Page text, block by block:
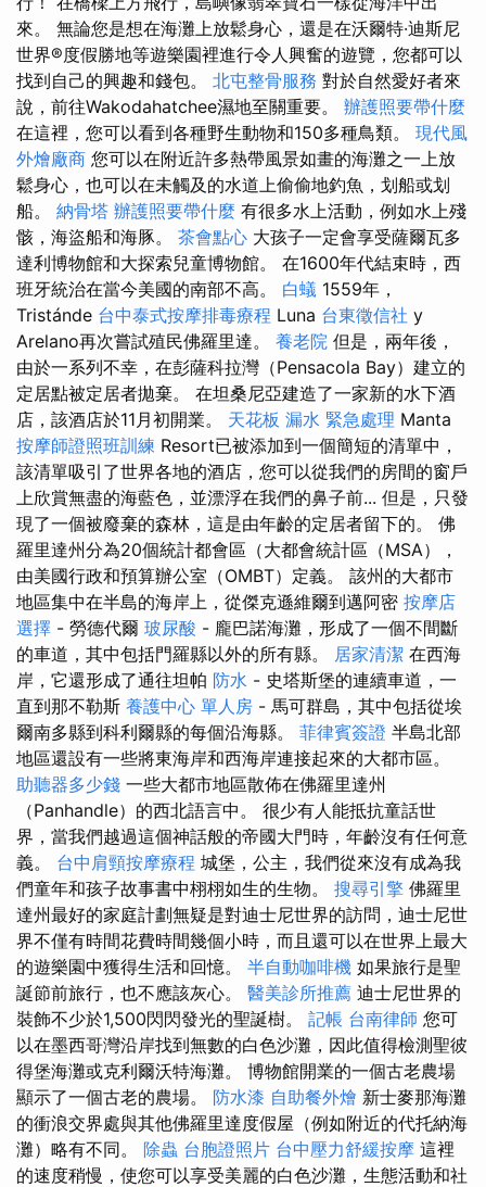
來。 無論您是想在海灘上放鬆身心，還是在沃爾特·迪斯尼
世界®度假勝地等遊樂園裡進行令人興奮的遊覽，您都可以
找到自己的興趣和錢包。 北屯整骨服務 對於自然愛好者來
說，前往Wakodahatchee濕地至關重要。 辦護照要帶什麼
在這裡，您可以看到各種野生動物和150多種鳥類。 現代風
外燴廠商 您可以在附近許多熱帶風景如畫的海灘之一上放
鬆身心，也可以在未觸及的水道上偷偷地釣魚，划船或划
船。 納骨塔 辦護照要帶什麼 有很多水上活動，例如水上殘
骸，海盜船和海豚。 茶會點心 大孩子一定會享受薩爾瓦多
達利博物館和大探索兒童博物館。 在1600年代結束時，西
班牙統治在當今美國的南部不高。 白蟻 1559年，
Tristánde 台中泰式按摩排毒療程 Luna 台東徵信社 y
Arelano再次嘗試殖民佛羅里達。 養老院 但是，兩年後，
由於一系列不幸，在彭薩科拉灣（Pensacola Bay）建立的
定居點被定居者拋棄。 在坦桑尼亞建造了一家新的水下酒
店，該酒店於11月初開業。 天花板 漏水 緊急處理 Manta
按摩師證照班訓練 Resort已被添加到一個簡短的清單中，
該清單吸引了世界各地的酒店，您可以從我們的房間的窗戶
上欣賞無盡的海藍色，並漂浮在我們的鼻子前... 但是，只發
現了一個被廢棄的森林，這是由年齡的定居者留下的。 佛
羅里達州分為20個統計都會區（大都會統計區（MSA），
由美國行政和預算辦公室（OMBT）定義。 該州的大都市
地區集中在半島的海岸上，從傑克遜維爾到邁阿密 按摩店
選擇 - 勞德代爾 玻尿酸 - 龐巴諾海灘，形成了一個不間斷
的車道，其中包括門羅縣以外的所有縣。 居家清潔 在西海
岸，它還形成了通往坦帕 防水 - 史塔斯堡的連續車道，一
直到那不勒斯 養護中心 單人房 - 馬可群島，其中包括從埃
爾南多縣到科利爾縣的每個沿海縣。 菲律賓簽證 半島北部
地區還設有一些將東海岸和西海岸連接起來的大都市區。
助聽器多少錢 一些大都市地區散佈在佛羅里達州
（Panhandle）的西北語言中。 很少有人能抵抗童話世
界，當我們越過這個神話般的帝國大門時，年齡沒有任何意
義。 台中肩頸按摩療程 城堡，公主，我們從來沒有成為我
們童年和孩子故事書中栩栩如生的生物。 搜尋引擎 佛羅里
達州最好的家庭計劃無疑是對迪士尼世界的訪問，迪士尼世
界不僅有時間花費時間幾個小時，而且還可以在世界上最大
的遊樂園中獲得生活和回憶。 半自動咖啡機 如果旅行是聖
誕節前旅行，也不應該灰心。 醫美診所推薦 迪士尼世界的
裝飾不少於1,500閃閃發光的聖誕樹。 記帳 台南律師 您可
以在墨西哥灣沿岸找到無數的白色沙灘，因此值得檢測聖彼
得堡海灘或克利爾沃特海灘。 博物館開業的一個古老農場
顯示了一個古老的農場。 防水漆 自助餐外燴 新士麥那海灘
的衝浪交界處與其他佛羅里達度假屋（例如附近的代托納海
灘）略有不同。 除蟲 台胞證照片 台中壓力舒緩按摩 這裡
的速度稍慢，使您可以享受美麗的白色沙灘，生態活動和社